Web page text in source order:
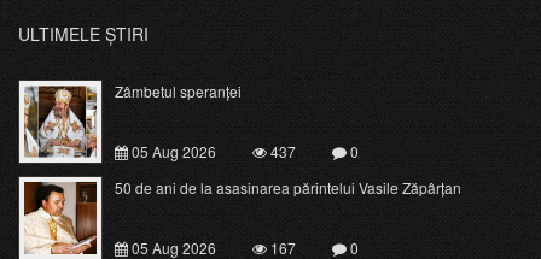
ULTIMELE ȘTIRI
Zâmbetul speranței
05 Aug 2026 437
0
50 de ani de la asasinarea părintelui Vasile Zăpârțan
05 Aug 2026 167
0